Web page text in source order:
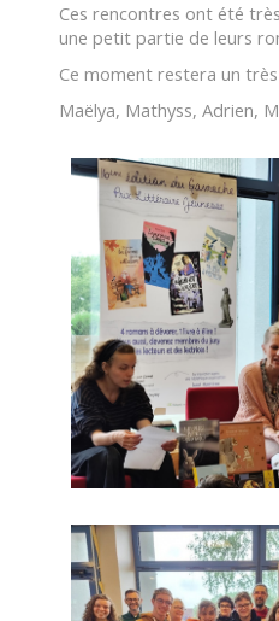
Ces rencontres ont été
une petit partie de leurs
Ce moment restera un
Maëlya, Mathyss, Adrien,